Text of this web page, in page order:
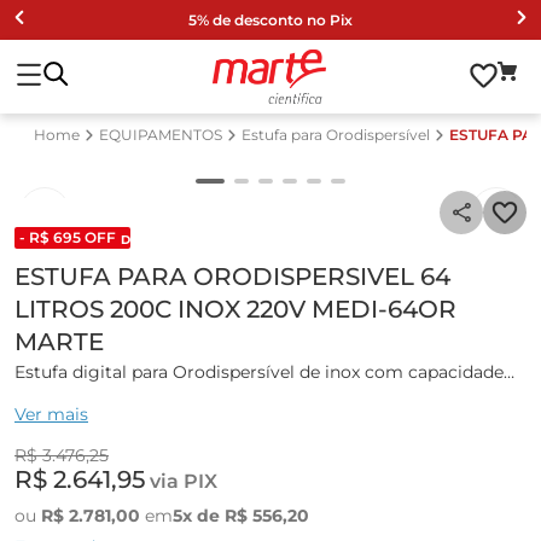
5% de desconto no Pix
EQUIPAMENTOS Estufa para Orodispersível ESTUFA
- R$ 695 OFF DESCONTO DE LISTA 2024
ESTUFA PARA ORODISPERSIVEL 64
LITROS 200C INOX 220V MEDI-64OR
MARTE
Estufa digital para Orodispersível de inox com capacidade
orodispersíveis.
Auxilia no preparo removendo a umidade de dentro da
estufa, com a circulação de ar forçada e abertura que ela
Ver mais
R$ 3.476,25
R$ 2.641,95 via PIX
ou R$ 2.781,00 em5x de R$ 556,20